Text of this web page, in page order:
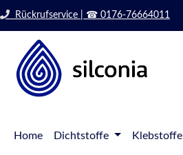
Hauptinhalt springen
Zur Suche springen
Zur Hauptnavigation springen
Rückrufservice | ☎ 0176-76664011
Home Dichtstoffe Klebstoffe